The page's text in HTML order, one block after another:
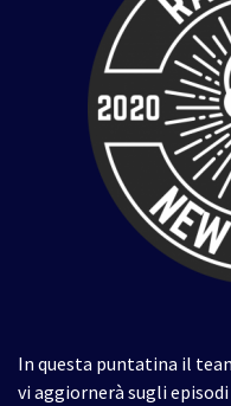
In questa puntatina il
vi aggiornerà sugli